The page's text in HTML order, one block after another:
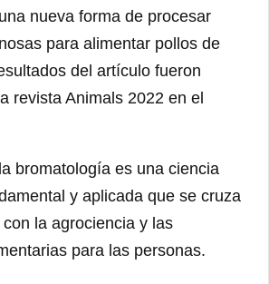
nueva forma de procesar
para alimentar pollos de
del artículo fueron
revista Animals 2022 en el
bromatología es una ciencia
y aplicada que se cruza
la agrociencia y las
para las personas.